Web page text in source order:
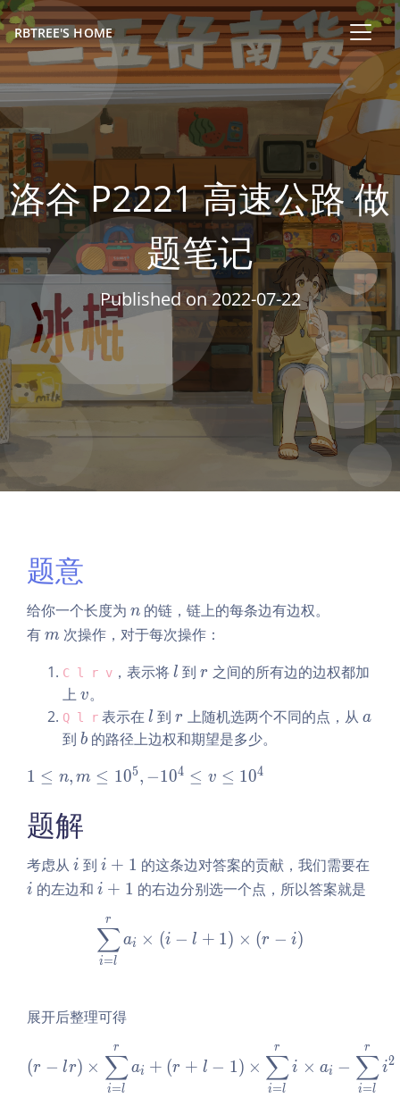
RBTREE'S HOME
洛谷 P2221 高速公路 做
题笔记
Published on 2022-07-22
题意
给你一个长度为 n
n 的链，链上的每条边有边权。
有m
m 次操作，对于每次操作：
C l r v ，表示将l
l 到r
r 之间的所有边的边权都加
上 v
v。
Q l r 表示在 l
l 到r
r 上随机选两个不同的点，从 a
a
到 b
b 的路径上边权和期望是多少。
1
e
q
n,
m
\l
5,
0
^
1 ≤ n, m ≤ 105, −104 ≤ v ≤ 104
题解
考虑从 i
i 到 i
+
i + 1 的这条边对答案的贡献，我们需要在
i 的左边和 i
1
i + 1 的右边分别选一个点，所以答案就是
i=l
∑
r
ai × (i − l + 1) × (r − i)
展开后整理可得
\left(r - lr\right) \times
(r − lr) ×
i=l
∑
r
ai + (r + l − 1) ×
i=l
∑
r
i × ai −
i=l
∑
r
i2